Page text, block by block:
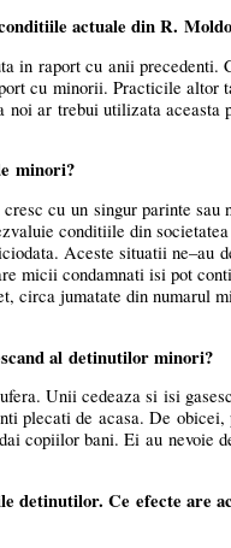
actuale din R.
in raport cu anii precedenti.
cu minorii. Practicile altor
ar trebui utilizata aceasta
minori?
cu un singur parinte sau
conditiile din
Aceste situatii ne–au
micii condamnati isi pot
circa jumatate din numarul
al detinutilor minori?
Unii cedeaza si isi
plecati de acasa. De
copiilor bani. Ei au nevoie
Ce efecte are